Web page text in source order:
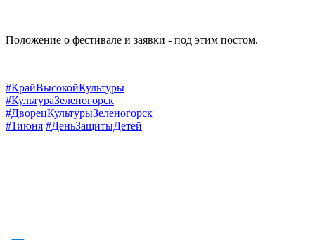
Положение о фестивале и заявки - под этим постом.
#КрайВысокойКультуры
#КультураЗеленогорск
#ДворецКультурыЗеленогорск
#1июня #ДеньЗащитыДетей